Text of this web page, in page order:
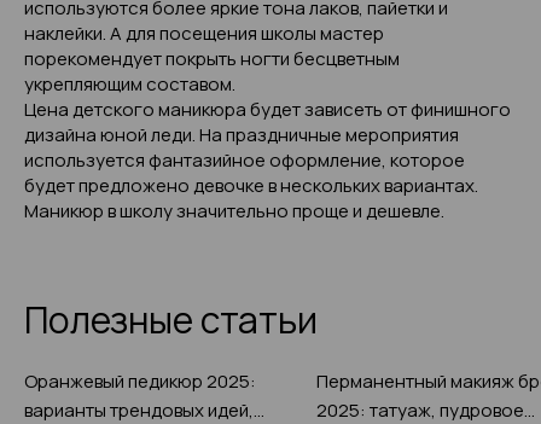
используются более яркие тона лаков, пайетки и
наклейки. А для посещения школы мастер
порекомендует покрыть ногти бесцветным
укрепляющим составом.
Цена детского маникюра будет зависеть от финишного
дизайна юной леди. На праздничные мероприятия
используется фантазийное оформление, которое
будет предложено девочке в нескольких вариантах.
Маникюр в школу значительно проще и дешевле.
Полезные статьи
Оранжевый педикюр 2025:
варианты трендовых идей,
Перманентный макияж
2025: татуаж, пудровое